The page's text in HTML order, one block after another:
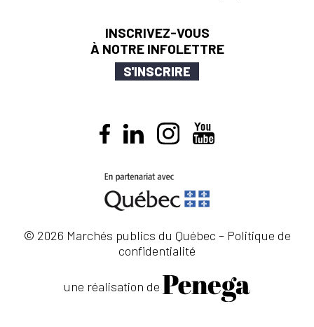
INSCRIVEZ-VOUS
À NOTRE INFOLETTRE
S'INSCRIRE
© 2026 Marchés publics du Québec – Politique de
confidentialité
une réalisation de